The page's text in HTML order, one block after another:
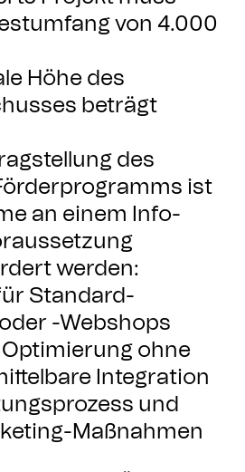
von 4.000
Höhe des
beträgt
des
ist
an einem Info-
werden:
Standard-
-Webshops
ohne
Integration
und
Maßnahmen